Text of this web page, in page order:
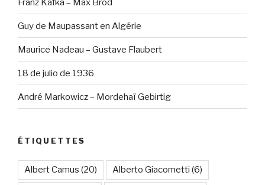
Guy de Maupassant en Algérie
Maurice Nadeau – Gustave Flaubert
18 de julio de 1936
André Markowicz – Mordehaï Gebirtig
ÉTIQUETTES
Albert Camus (20) Alberto Giacometti (6)